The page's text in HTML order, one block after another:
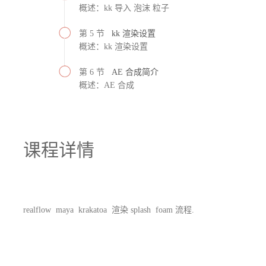
概述：kk 导入 泡沫 粒子
第 5 节 kk 渲染设置
概述：kk 渲染设置
第 6 节 AE 合成简介
概述：AE 合成
课程详情
realflow maya krakatoa 渲染 splash foam 流程.